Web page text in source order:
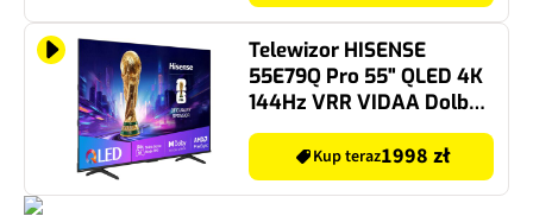
Telewizor HISENSE
55E79Q Pro 55" QLED 4K
144Hz VRR VIDAA Dolby
Vision Dolby Atmos HDMI
Kup teraz1998 zł